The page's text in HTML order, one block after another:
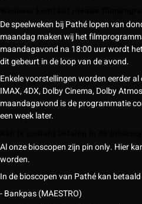
De speelweken bij Pathé lopen van
maandag maken wij het
maandagavond na 18:00 uur wordt
dit gebeurt in de loop van de avond.
Enkele voorstellingen worden eerder
IMAX, 4DX, Dolby Cinema, Dolby
maandagavond is de programmatie
een week later.
Al onze bioscopen zijn pin only. Hier
worden.
In de bioscopen van Pathé kan
- Bankpas (MAESTRO)